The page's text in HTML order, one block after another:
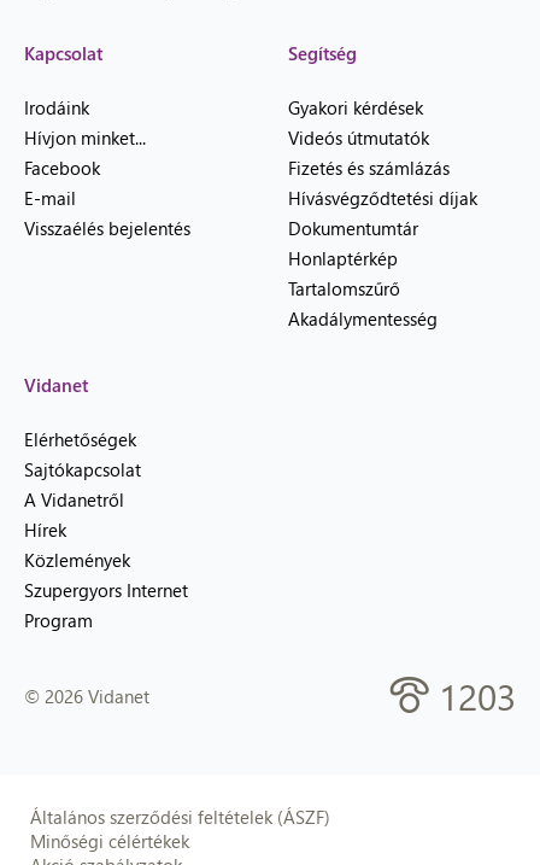
Kapcsolat
Irodáink
Hívjon minket...
Facebook
E-mail
Visszaélés bejelentés
Segítség
Gyakori kérdések
Videós útmutatók
Fizetés és számlázás
Hívásvégződtetési díjak
Dokumentumtár
Honlaptérkép
Tartalomszűrő
Akadálymentesség
Vidanet
Elérhetőségek
Sajtókapcsolat
A Vidanetről
Hírek
Közlemények
Szupergyors Internet
Program
© 2026 Vidanet 1203
Általános szerződési feltételek (ÁSZF)
Minőségi célértékek